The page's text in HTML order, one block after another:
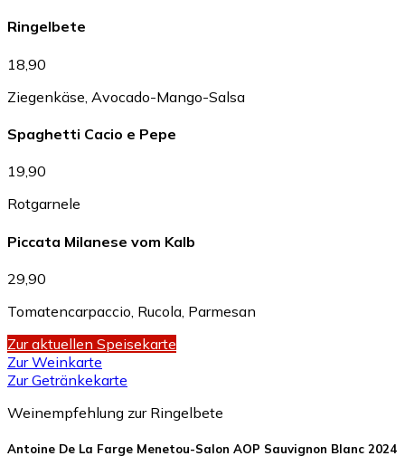
Ringelbete
18,90
Ziegenkäse, Avocado-Mango-Salsa
Spaghetti Cacio e Pepe
19,90
Rotgarnele
Piccata Milanese vom Kalb
29,90
Tomatencarpaccio, Rucola, Parmesan
Zur aktuellen Speisekarte
Zur Weinkarte
Zur Getränkekarte
Weinempfehlung zur Ringelbete
Antoine De La Farge Menetou-Salon AOP Sauvignon Blanc 2024